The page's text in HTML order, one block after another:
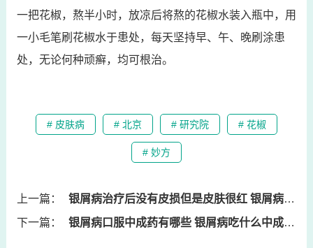
一把花椒，熬半小时，放凉后将熬的花椒水装入瓶中，用
一小毛笔刷花椒水于患处，每天坚持早、午、晚刷涂患
处，无论何种顽癣，均可根治。
# 皮肤病 # 北京 # 研究院 # 花椒
# 妙方
上一篇：
银屑病治疗后没有皮损但是皮肤很红 银屑病好了为什么又起了红疙瘩没有起皮
下一篇：
银屑病口服中成药有哪些 银屑病吃什么中成药好